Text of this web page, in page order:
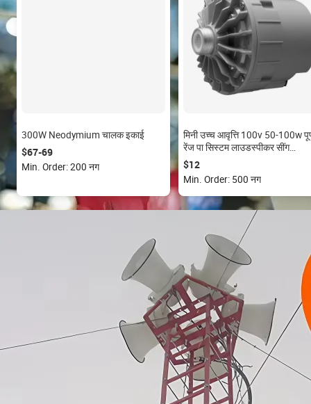
300W Neodymium चालक इकाई
$67-69
Min. Order: 200 नग
मिनी उच्च आवृत्ति 100v 50-100w
रेंज पा सिस्टम लाउडस्पीकर सींग
एल्यूमीनियम ड्राइवर इकाई चर सहायक
उपकरण
$12
Min. Order: 500 नग